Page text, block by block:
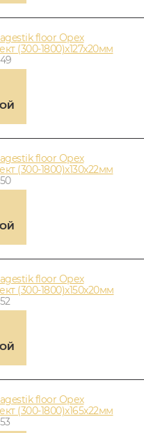
floor Орех
(300-1800)x127x20мм
floor Орех
(300-1800)x130x22мм
floor Орех
(300-1800)x150x20мм
floor Орех
(300-1800)x165x22мм